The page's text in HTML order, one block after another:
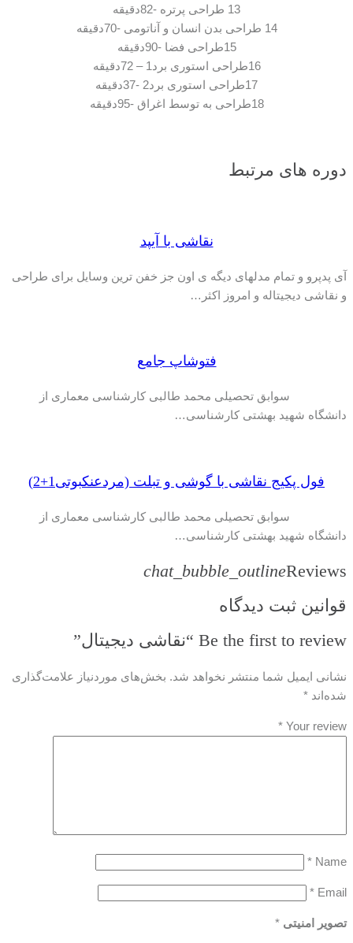
13 طراحی پرتره -82دقیقه
14 طراحی بدن انسان و آناتومی -70دقیقه
15طراحی فضا -90دقیقه
16طراحی استوری برد1 – 72دقیقه
17طراحی استوری برد2 -37دقیقه
18طراحی به توسط اغراق -95دقیقه
دوره های مرتبط
نقاشی با آیپد
آی پدپرو و تمام مدلهای دیگه ی اون جز خفن ترین وسایل برای طراحی
و نقاشی دیجیتاله و امروز اکثر…
فتوشاپ جامع
سوابق تحصیلی محمد طالبی کارشناسی معماری از
دانشگاه شهید بهشتی کارشناسی…
فول پکیج نقاشی با گوشی و تبلت (مردعنکبوتی1+2)
سوابق تحصیلی محمد طالبی کارشناسی معماری از
دانشگاه شهید بهشتی کارشناسی…
chat_bubble_outlineReviews
قوانین ثبت دیدگاه
Be the first to review “نقاشی دیجیتال”
نشانی ایمیل شما منتشر نخواهد شد. بخش‌های موردنیاز علامت‌گذاری
شده‌اند *
Your review
*
Name
*
Email
*
تصویر امنیتی *